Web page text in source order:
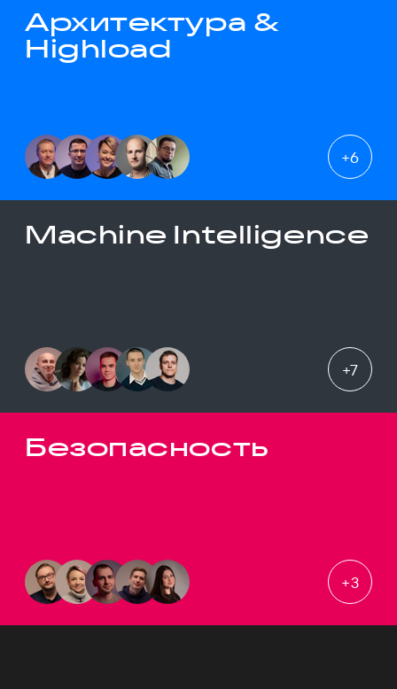
Архитектура &
Highload
+6
Machine Intelligence
+7
Безопасность
+3